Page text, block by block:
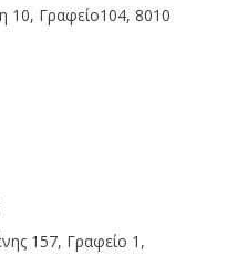
10, Γραφείο104, 8010
157, Γραφείο 1,